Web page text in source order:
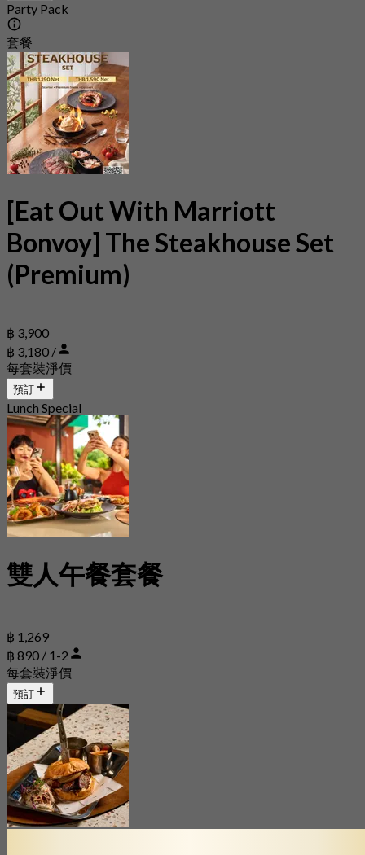
Party Pack
套餐
[Eat Out With Marriott
Bonvoy] The Steakhouse Set
(Premium)
฿ 3,900
฿ 3,180 /
每套裝淨價
預訂
Lunch Special
雙人午餐套餐
฿ 1,269
฿ 890 / 1-2
每套裝淨價
預訂